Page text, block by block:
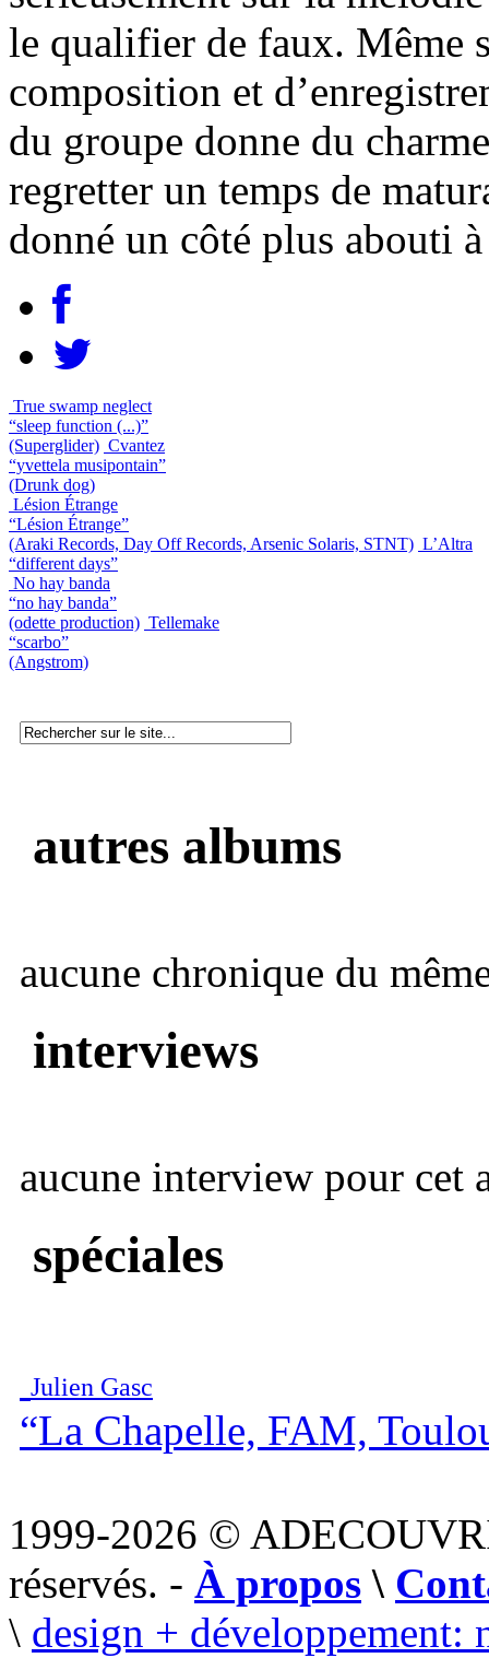
le qualifier de faux. Même
composition et
du groupe donne du
regretter un temps de
donné un côté plus abouti
True swamp neglect
“sleep function (...)”
(Superglider) Cvantez
“yvettela musipontain”
(Drunk dog)
Lésion Étrange
“Lésion Étrange”
(Araki Records, Day Off Records, Arsenic Solaris, STNT) L’Altra
“different days”
No hay banda
“no hay banda”
(odette production) Tellemake
“scarbo”
(Angstrom)
autres albums
aucune chronique du
interviews
aucune interview pour cet
spéciales
Julien Gasc
“La Chapelle, FAM,
1999-2026 ©
réservés. - À propos \
\ design + développement: